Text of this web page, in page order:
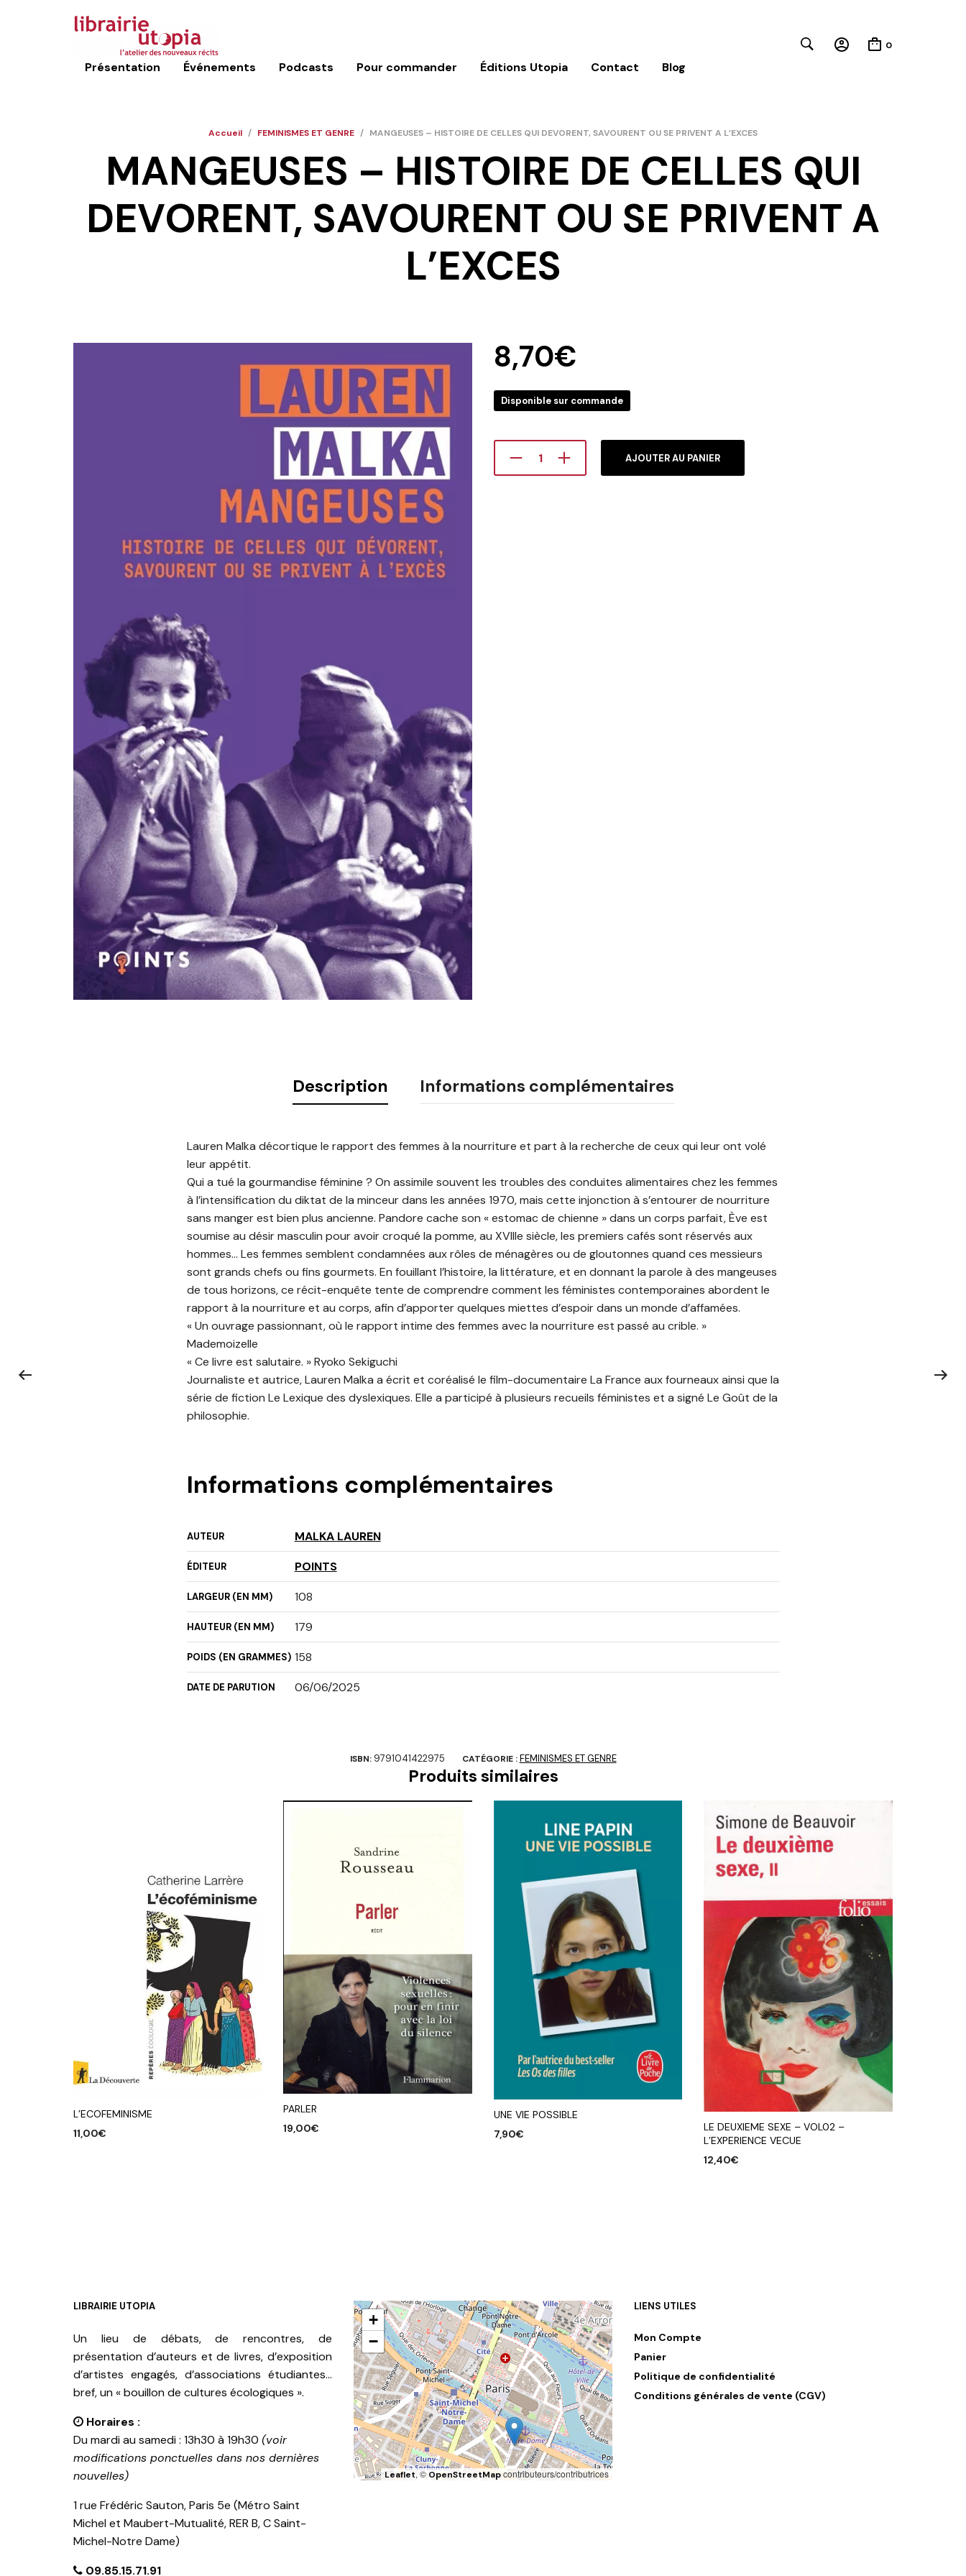
Présentation Événements Podcasts Pour commander Éditions Utopia Contact Blog
0
Accueil / FEMINISMES ET GENRE / MANGEUSES – HISTOIRE DE CELLES QUI DEVORENT, SAVOURENT OU SE PRIVENT A L’EXCES
MANGEUSES – HISTOIRE DE CELLES QUI
DEVORENT, SAVOURENT OU SE PRIVENT A
L’EXCES
8,70€
Disponible sur commande
AJOUTER AU PANIER
Description Informations complémentaires
Lauren Malka décortique le rapport des femmes à la nourriture et part à la recherche de ceux qui leur ont volé
leur appétit.
Qui a tué la gourmandise féminine ? On assimile souvent les troubles des conduites alimentaires chez les femmes
à l’intensification du diktat de la minceur dans les années 1970, mais cette injonction à s’entourer de nourriture
sans manger est bien plus ancienne. Pandore cache son « estomac de chienne » dans un corps parfait, Ève est
soumise au désir masculin pour avoir croqué la pomme, au XVIIIe siècle, les premiers cafés sont réservés aux
hommes… Les femmes semblent condamnées aux rôles de ménagères ou de gloutonnes quand ces messieurs
sont grands chefs ou fins gourmets. En fouillant l’histoire, la littérature, et en donnant la parole à des mangeuses
de tous horizons, ce récit-enquête tente de comprendre comment les féministes contemporaines abordent le
rapport à la nourriture et au corps, afin d’apporter quelques miettes d’espoir dans un monde d’affamées.
« Un ouvrage passionnant, où le rapport intime des femmes avec la nourriture est passé au crible. »
Mademoizelle
« Ce livre est salutaire. » Ryoko Sekiguchi
Journaliste et autrice, Lauren Malka a écrit et coréalisé le film-documentaire La France aux fourneaux ainsi que la
série de fiction Le Lexique des dyslexiques. Elle a participé à plusieurs recueils féministes et a signé Le Goût de la
philosophie.
Informations complémentaires
AUTEUR MALKA LAUREN
ÉDITEUR POINTS
LARGEUR (EN MM) 108
HAUTEUR (EN MM) 179
POIDS (EN GRAMMES) 158
DATE DE PARUTION 06/06/2025
ISBN: 9791041422975 CATÉGORIE :FEMINISMES ET GENRE
Produits similaires
L’ECOFEMINISME
11,00€
PARLER
19,00€
UNE VIE POSSIBLE
7,90€
LE DEUXIEME SEXE – VOL02 –
L’EXPERIENCE VECUE
12,40€
LIBRAIRIE UTOPIA
Un lieu de débats, de rencontres, de
présentation d’auteurs et de livres, d’exposition
d’artistes engagés, d’associations étudiantes…
bref, un « bouillon de cultures écologiques ».
Horaires :
Du mardi au samedi : 13h30 à 19h30 (voir
modifications ponctuelles dans nos dernières
nouvelles)
1 rue Frédéric Sauton, Paris 5e (Métro Saint
Michel et Maubert-Mutualité, RER B, C Saint-
Michel-Notre Dame)
09.85.15.71.91
+
−
Leaflet, ©OpenStreetMapcontributeurs/contributrices
LIENS UTILES
Mon Compte
Panier
Politique de confidentialité
Conditions générales de vente (CGV)
Close